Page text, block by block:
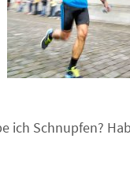
ich Schnupfen?